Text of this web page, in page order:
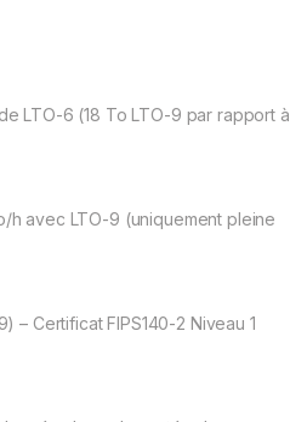
LTO-6 (18 To LTO-9 par rapport à
h avec LTO-9 (uniquement pleine
– Certificat FIPS140-2 Niveau 1